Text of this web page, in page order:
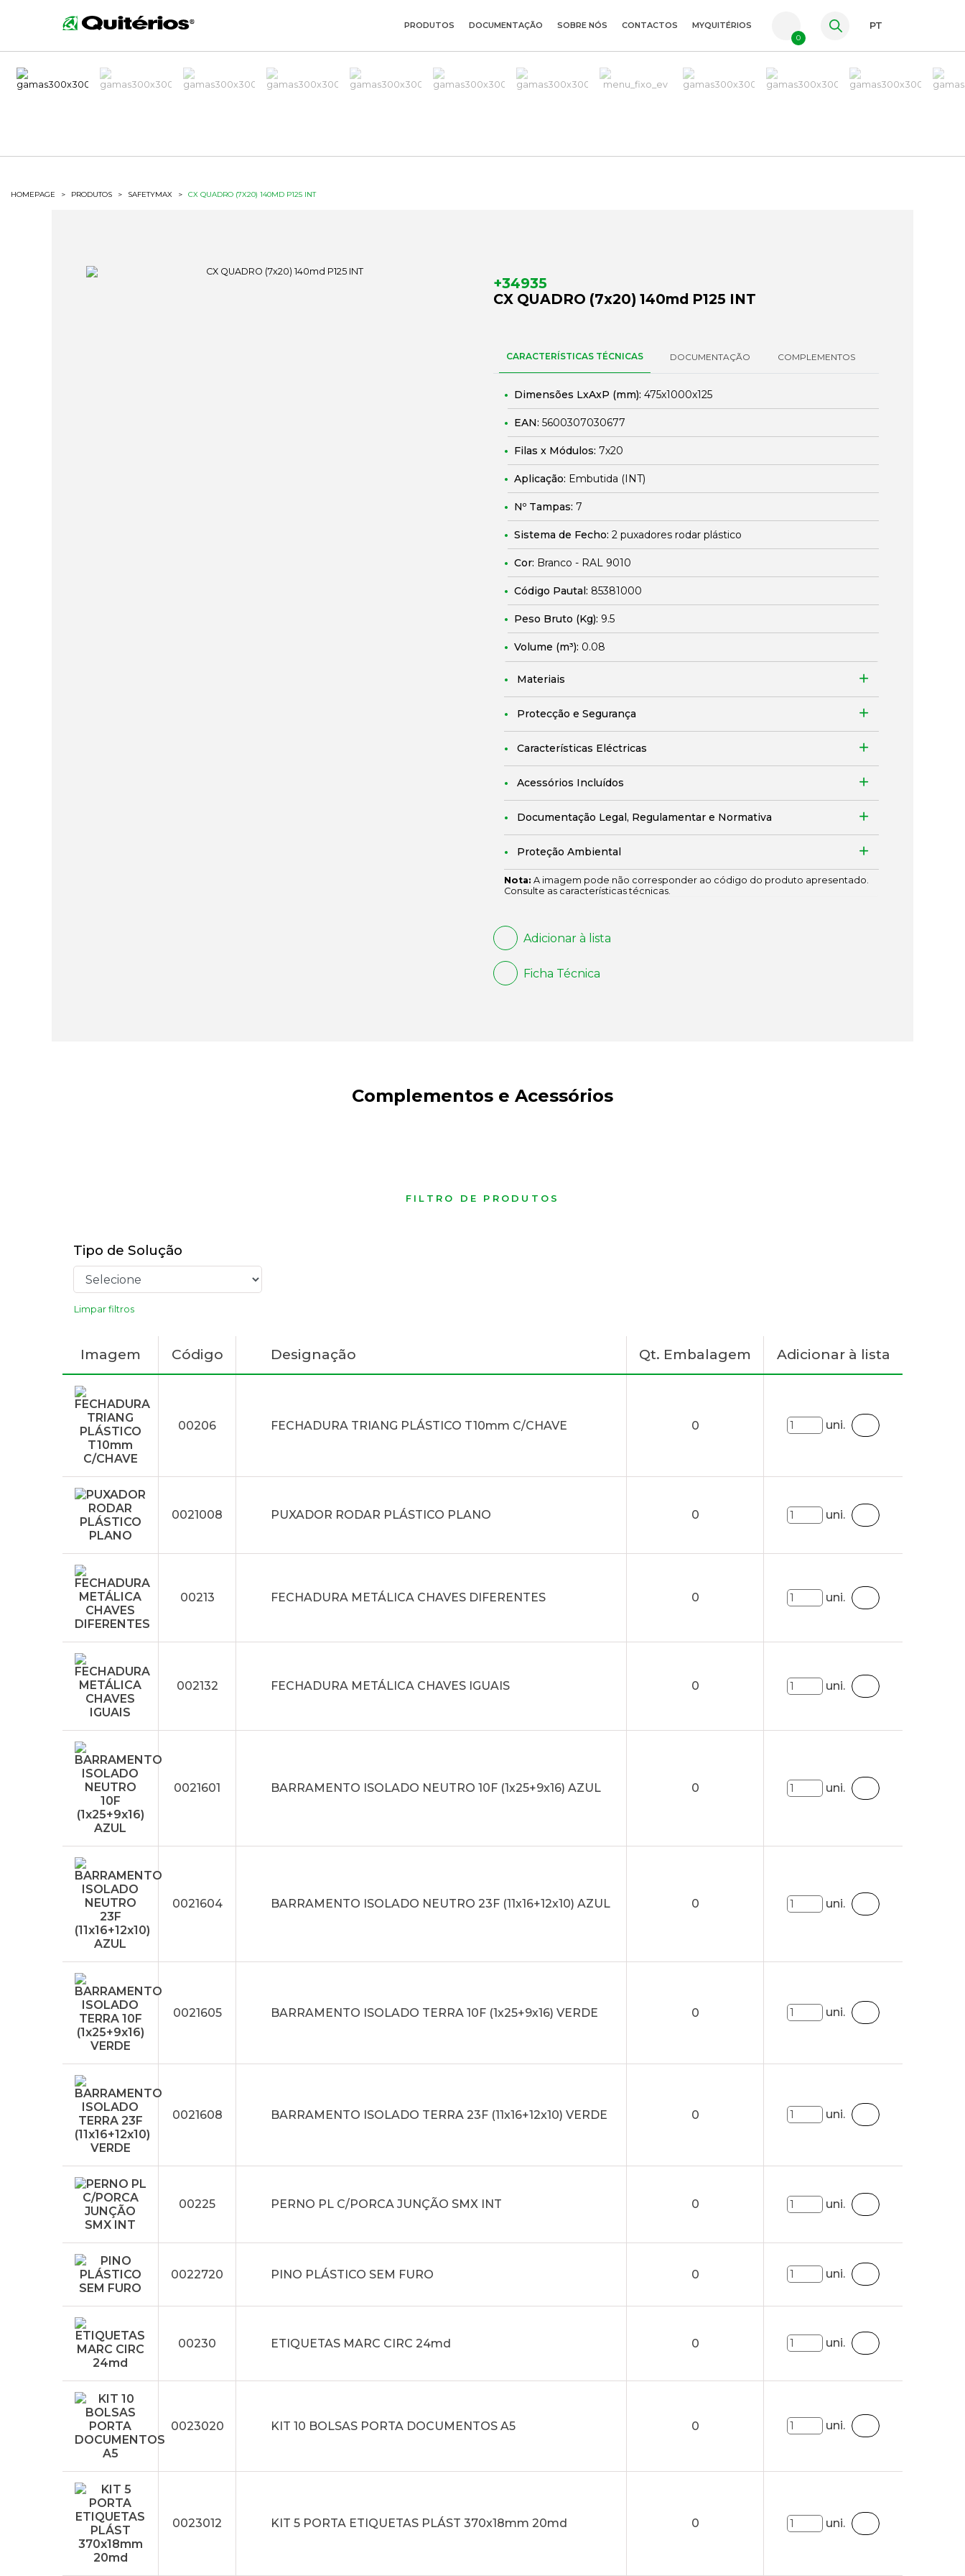
ES
PRODUTOS DOCUMENTAÇÃO SOBRE NÓS CONTACTOS MYQUITÉRIOS
0
PT
HOMEPAGE > PRODUTOS > SAFETYMAX > CX QUADRO (7X20) 140MD P125 INT
+34935
CX QUADRO (7x20) 140md P125 INT
CARACTERÍSTICAS TÉCNICAS DOCUMENTAÇÃO COMPLEMENTOS
Dimensões LxAxP (mm): 475x1000x125
EAN: 5600307030677
Filas x Módulos: 7x20
Aplicação: Embutida (INT)
Nº Tampas: 7
Sistema de Fecho: 2 puxadores rodar plástico
Cor: Branco - RAL 9010
Código Pautal: 85381000
Peso Bruto (Kg): 9.5
Volume (m³): 0.08
Materiais
Protecção e Segurança
Características Eléctricas
Acessórios Incluídos
Documentação Legal, Regulamentar e Normativa
Proteção Ambiental
Nota: A imagem pode não corresponder ao código do produto apresentado.
Consulte as características técnicas.
Adicionar à lista
Ficha Técnica
Complementos e Acessórios
FILTRO DE PRODUTOS
Tipo de Solução
Limpar filtros
Imagem Código Designação Qt. Embalagem Adicionar à lista
00206 FECHADURA TRIANG PLÁSTICO T10mm C/CHAVE 0 uni.
0021008 PUXADOR RODAR PLÁSTICO PLANO 0 uni.
00213 FECHADURA METÁLICA CHAVES DIFERENTES 0 uni.
002132 FECHADURA METÁLICA CHAVES IGUAIS 0 uni.
0021601 BARRAMENTO ISOLADO NEUTRO 10F (1x25+9x16) AZUL 0 uni.
0021604 BARRAMENTO ISOLADO NEUTRO 23F (11x16+12x10) AZUL 0 uni.
0021605 BARRAMENTO ISOLADO TERRA 10F (1x25+9x16) VERDE 0 uni.
0021608 BARRAMENTO ISOLADO TERRA 23F (11x16+12x10) VERDE 0 uni.
00225 PERNO PL C/PORCA JUNÇÃO SMX INT 0 uni.
0022720 PINO PLÁSTICO SEM FURO 0 uni.
00230 ETIQUETAS MARC CIRC 24md 0 uni.
0023020 KIT 10 BOLSAS PORTA DOCUMENTOS A5 0 uni.
0023012 KIT 5 PORTA ETIQUETAS PLÁST 370x18mm 20md 0 uni.